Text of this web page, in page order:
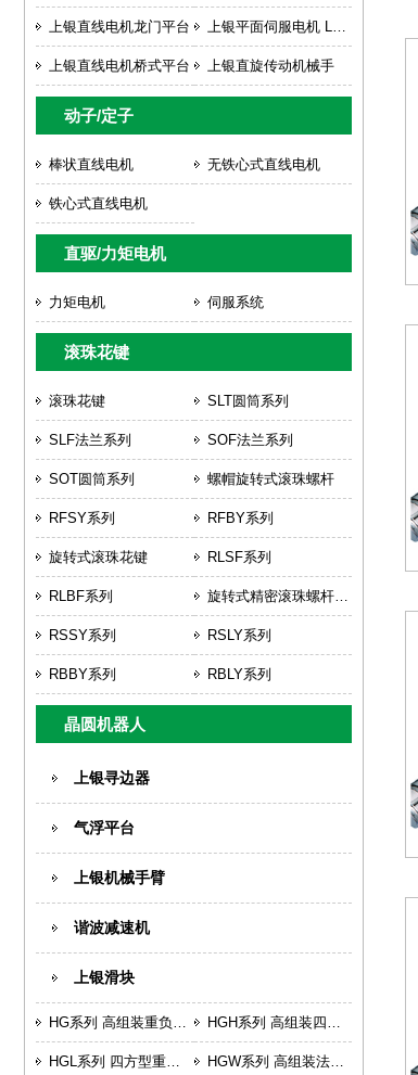
上银直线电机龙门平台 上银平面伺服电机 LMSP
上银直线电机桥式平台 上银直旋传动机械手
动子/定子
棒状直线电机 无铁心式直线电机
铁心式直线电机
直驱/力矩电机
力矩电机 伺服系统
滚珠花键
滚珠花键 SLT圆筒系列
SLF法兰系列 SOF法兰系列
SOT圆筒系列 螺帽旋转式滚珠螺杆
RFSY系列 RFBY系列
旋转式滚珠花键 RLSF系列
RLBF系列 旋转式精密滚珠螺杆花键
RSSY系列 RSLY系列
RBBY系列 RBLY系列
晶圆机器人
上银寻边器
气浮平台
上银机械手臂
谐波减速机
上银滑块
HG系列 高组装重负荷型滚珠式 HGH系列 高组装四方型重负荷型滚珠式
HGL系列 四方型重负荷低组装型滚珠式 HGW系列 高组装法兰型重负荷型滚珠式